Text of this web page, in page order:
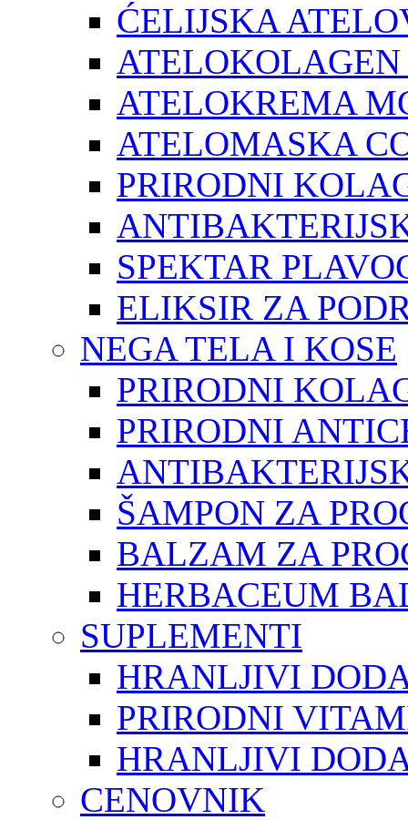
ĆELIJSKA
ATELOKOLAGEN
ATELOKREMA
ATELOMASKA
PRIRODNI
SPEKTAR
ELIKSIR ZA
NEGA TELA I KOSE
PRIRODNI
PRIRODNI
ŠAMPON ZA
BALZAM ZA
HERBACEUM
SUPLEMENTI
HRANLJIVI
PRIRODNI
HRANLJIVI
CENOVNIK